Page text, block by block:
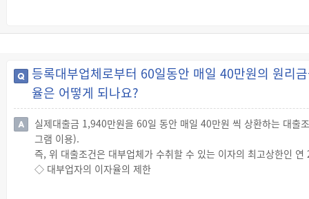
등록대부업체로부터 60일동안 매일 40만원의 원리
율은 어떻게 되나요?
실제대출금 1,940만원을 60일 동안 매일 40만원 씩 상환하는 대출
그램 이용).
즉, 위 대출조건은 대부업체가 수취할 수 있는 이자의 최고상한인
◇ 대부업자의 이자율의 제한